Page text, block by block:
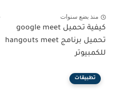
منذ بضع سنوات
كيفية تحميل google meet
تحميل برنامج hangouts meet
للكمبيوتر
تطبيقات